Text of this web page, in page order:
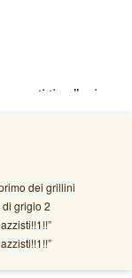
dei grillini
grigio 2